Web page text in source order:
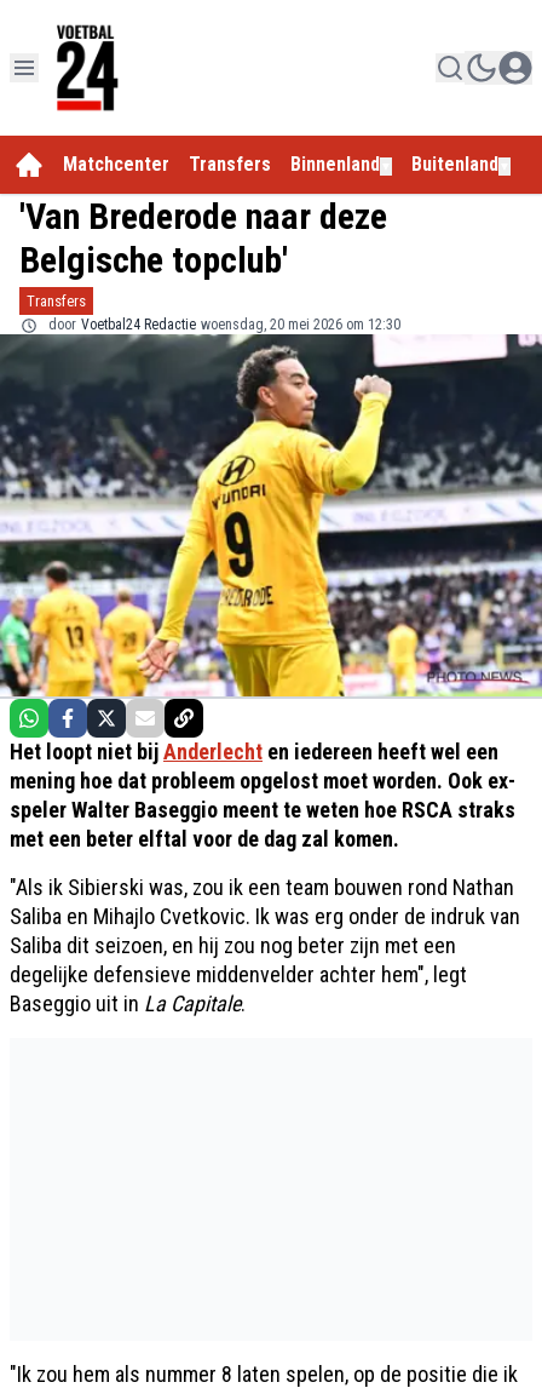
Matchcenter Transfers Binnenland Buitenland
'Van Brederode naar deze
Belgische topclub'
Transfers
door Voetbal24 Redactie woensdag, 20 mei 2026 om 12:30
Het loopt niet bijAnderlecht en iedereen heeft wel een
mening hoe dat probleem opgelost moet worden. Ook ex-
speler Walter Baseggio meent te weten hoe RSCA straks
met een beter elftal voor de dag zal komen.
"Als ik Sibierski was, zou ik een team bouwen rond Nathan
Saliba en Mihajlo Cvetkovic. Ik was erg onder de indruk van
Saliba dit seizoen, en hij zou nog beter zijn met een
degelijke defensieve middenvelder achter hem", legt
Baseggio uit in La Capitale.
"Ik zou hem als nummer 8 laten spelen, op de positie die ik